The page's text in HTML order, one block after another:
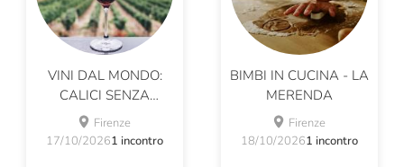
VINI DAL MONDO:
CALICI SENZA
FRONTIERE
Firenze
17/10/20261 incontro
BIMBI IN CUCINA - LA
MERENDA
Firenze
18/10/20261 incontro